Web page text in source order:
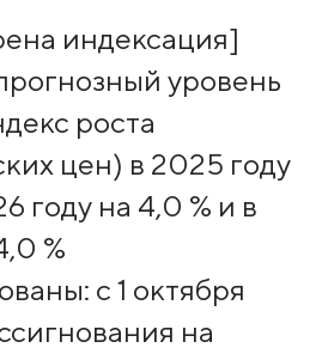
индексация]
уровень
роста
цен) в 2025 году
году на 4,0 % и в
%
с 1 октября
на